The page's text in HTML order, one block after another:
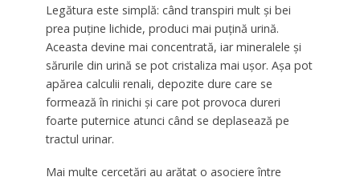
Legătura este simplă: când transpiri mult și bei
prea puține lichide, produci mai puțină urină.
Aceasta devine mai concentrată, iar mineralele și
sărurile din urină se pot cristaliza mai ușor. Așa pot
apărea calculii renali, depozite dure care se
formează în rinichi și care pot provoca dureri
foarte puternice atunci când se deplasează pe
tractul urinar.
Mai multe cercetări au arătat o asociere între